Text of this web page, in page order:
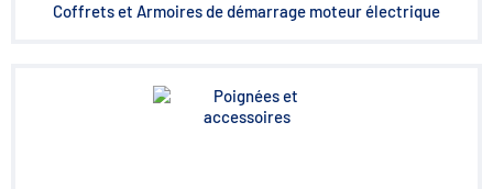
Coffrets et Armoires de démarrage moteur électrique